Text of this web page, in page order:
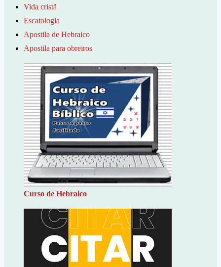
Vida cristã
Escatologia
Apostila de Hebraico
Apostila para obreiros
Curso de Hebraico